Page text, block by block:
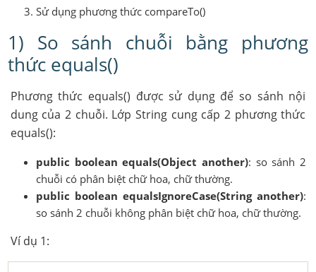
Sử dụng phương thức compareTo()
1) So sánh chuỗi bằng phương
thức equals()
Phương thức equals() được sử dụng để so sánh nội
dung của 2 chuỗi. Lớp String cung cấp 2 phương thức
equals():
public boolean equals(Object another): so sánh 2
chuỗi có phân biệt chữ hoa, chữ thường.
public boolean equalsIgnoreCase(String another):
so sánh 2 chuỗi không phân biệt chữ hoa, chữ thường.
Ví dụ 1: